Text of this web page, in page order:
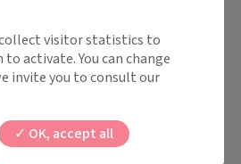
collect visitor statistics to
activate. You can change
invite you to consult our
OK, accept all